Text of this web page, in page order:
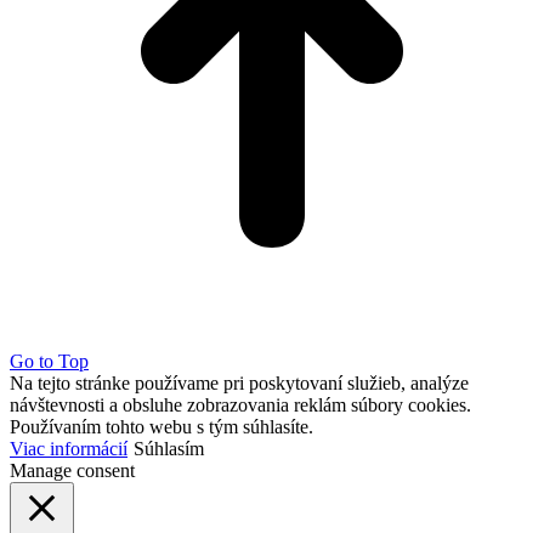
Go to Top
Na tejto stránke používame pri poskytovaní služieb, analýze
návštevnosti a obsluhe zobrazovania reklám súbory cookies.
Používaním tohto webu s tým súhlasíte.
Viac informácií Súhlasím
Manage consent